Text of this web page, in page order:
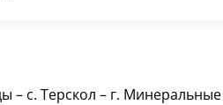
– с. Терскол – г.